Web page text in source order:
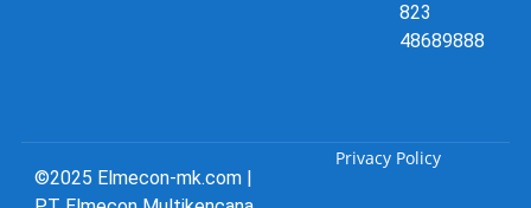
823
48689888
©2025 Elmecon-mk.com |
Privacy Policy